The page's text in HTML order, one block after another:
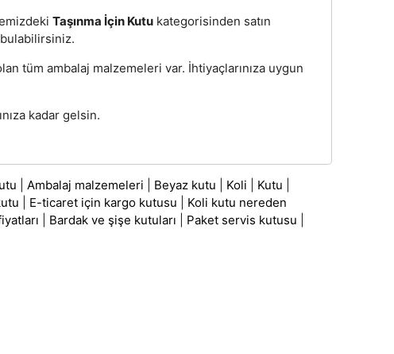
Taşınma İçin Kutukategorisinden satın
tüm ambalaj malzemeleri var. İhtiyaçlarınıza uygun
kadar gelsin.
Ambalaj malzemeleri Beyaz kutu Koli Kutu
E-ticaret için kargo kutusu
Koli kutu nereden
Bardak ve şişe kutuları Paket servis kutusu